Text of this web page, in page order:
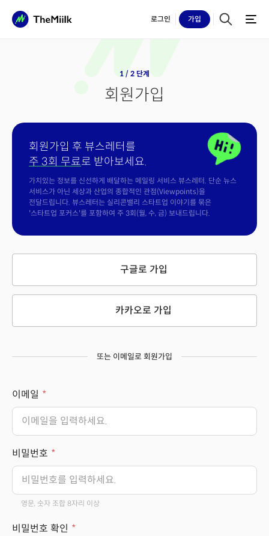
로그인 가입
1 / 2 단계
회원가입
회원가입 후 뷰스레터를
주 3회 무료로 받아보세요.
가치있는 정보를 신선하게 배달하는 메일링 서비스 뷰스레터. 단순 뉴스
서비스가 아닌 세상과 산업의 종합적인 관점(Viewpoints)을
전달드립니다. 뷰스레터는 실리콘밸리 스타트업 이야기를 묶은
'스타트업 포커스'를 포함하여 주 3회(월, 수, 금) 보내드립니다.
구글로 가입
카카오로 가입
또는 이메일로 회원가입
이메일
비밀번호
영문, 숫자 조합 8자리 이상
비밀번호 확인